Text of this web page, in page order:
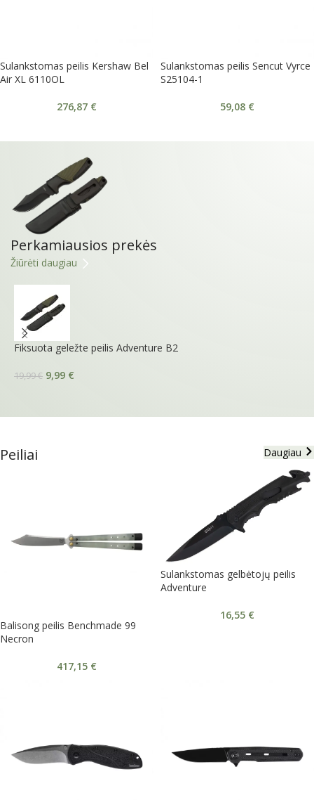
Sulankstomas peilis Kershaw Bel
Air XL 6110OL
276,87 €
Sulankstomas peilis Sencut Vyrce
S25104-1
59,08 €
Perkamiausios prekės
Žiūrėti daugiau
Fiksuota geležte peilis Adventure B2
19,99€ 9,99 €
Peiliai Daugiau
Balisong peilis Benchmade 99
Necron
417,15 €
Sulankstomas gelbėtojų peilis
Adventure
16,55 €